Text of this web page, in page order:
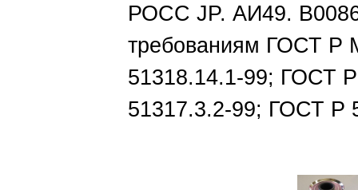
РОСС JP. АИ49.
требованиям ГОСТ Р
51318.14.1-99; ГОСТ
51317.3.2-99; ГОСТ Р